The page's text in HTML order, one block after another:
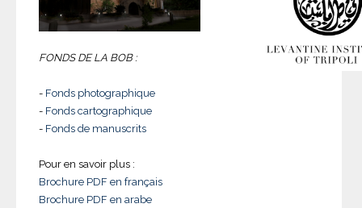
FONDS DE LA BOB :
- Fonds photographique
- Fonds cartographique
- Fonds de manuscrits
Pour en savoir plus :
Brochure PDF en français
Brochure PDF en arabe